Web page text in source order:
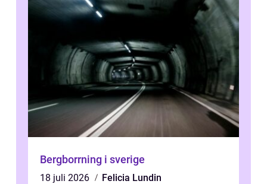
Bergborrning i sverige
18 juli 2026 Felicia Lundin